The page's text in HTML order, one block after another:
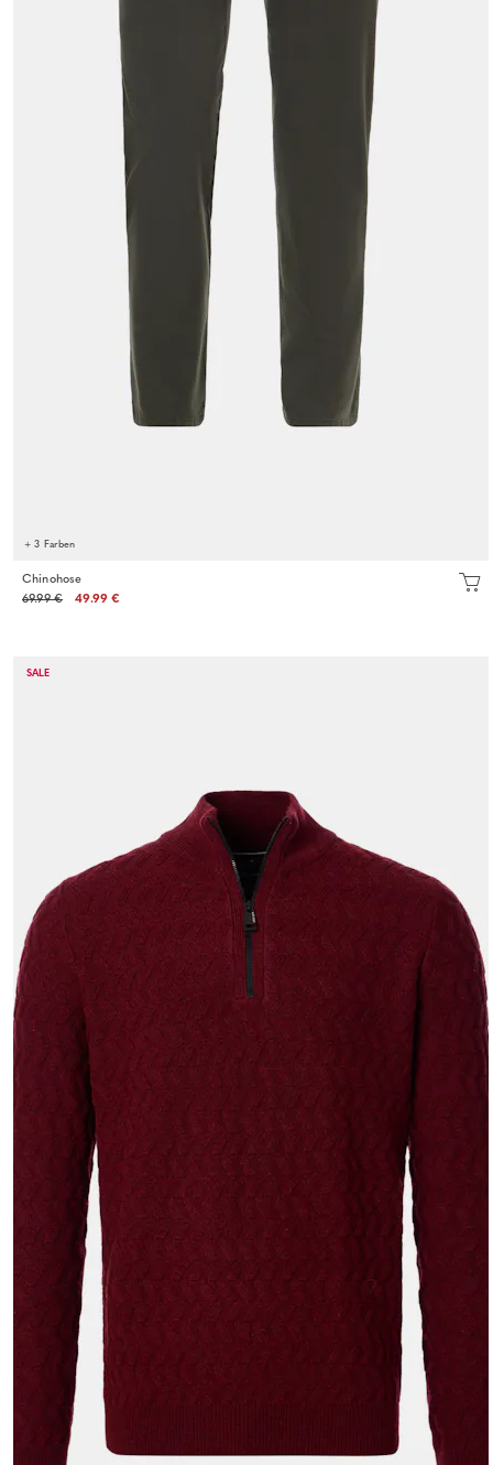
+ 3 Farben
Chinohose
69.99 €
49.99 €
SALE